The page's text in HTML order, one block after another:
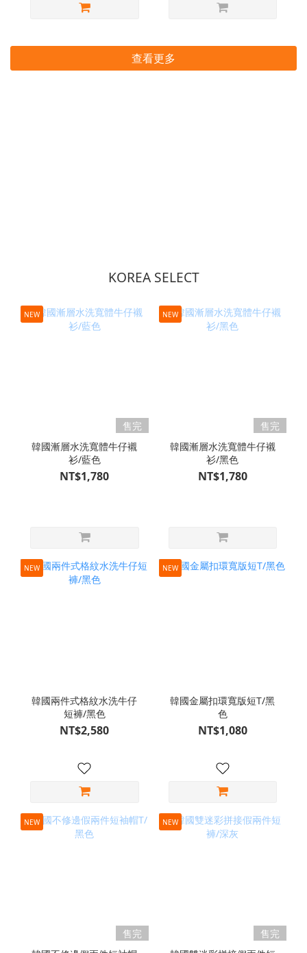
查看更多
KOREA SELECT
NEW
售完
韓國漸層水洗寬體牛仔襯
衫/藍色
NT$1,780
NEW
售完
韓國漸層水洗寬體牛仔襯
衫/黑色
NT$1,780
NEW
韓國兩件式格紋水洗牛仔
短褲/黑色
NT$2,580
NEW
韓國金屬扣環寬版短T/黑
色
NT$1,080
NEW
售完
NEW
售完